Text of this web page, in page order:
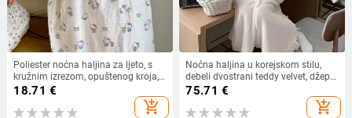
Poliester noćna haljina za ljeto, s
kružnim izrezom, opuštenog kroja,
3/4 rukavi, duga suknja –
prozračne kućne pidžame za mlade
žene
18.71 €
add_shopping_cart
Noćna haljina u korejskom stilu,
debeli dvostrani teddy velvet, džep s
čipkom, okrugli izrez, dugi rukavi,
75.71 €
add_shopping_cart